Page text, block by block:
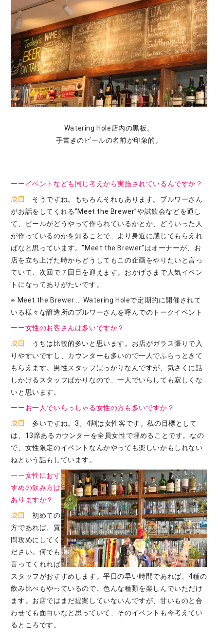
Watering Hole店内の黒板。
手書きのビールの名前が印象的。
ーーイベントなども同じ考えから実施されているんですか？
成田
そうですね。もちろんそれもあります。ブルワーさん
がお話をしてくれる”Meet the Brewer”や試飲会などを通し
て、ビールがどうやって作られているかとか、どういった人
が作っているのかを知ることで、より身近に感じてもらえれ
ばなと思っています。”Meet the Brewer”はオーナーが、お
店を立ち上げた時からどうしてもこの企画をやりたいと言っ
ていて、次回で７回目を迎えます。おかげさまで人気イベン
トになってありがたいです。
※ Meet the Brewer ... Watering Holeで定期的に開催されて
いる様々な醸造所のブルワーさんを呼んでのトークイベント
ーー女性のお客さんは多いですか？
成田
うちは比較的多いと思います。お店がガラス張りで入
りやすいですし、カウンターも多いので一人でふらっときて
もらえます。男性スタッフばっかりなんですが、気さくに話
しかけるスタッフばかりなので、一人でいらしても寂しくな
いと思います。
ーーお一人でいらっしゃる女性の方も多いですか？
成田
多いですね。3、4割は女性客です。私の目標として
は、13席あるカウンターを全員女性で埋めることです。なの
で、女性限定のイベントなんかやっても楽しいかもしれない
ねという話もしています。
ーー女性におす
すめの飲み方は
ありますか？
成田
初めての
方であれば、質
問攻めにしてく
ださい。何でも
言ってくれれば
スタッフがおすすめします。平日の早い時間であれば、4種の
飲み比べもやっているので、色んな種類を楽しんでいただけ
ます。お店ではまだ提案していないんですが、甘いものと合
わせても面白いなと思っていて、そのイベントも今考えてい
るところです。